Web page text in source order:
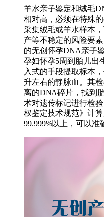
羊水亲子鉴定和绒毛
相对高，必须在特殊
采集绒毛或羊水样本
产等不稳定的风险要
的无创怀孕DNA亲子
孕妇怀孕5周到胎儿出
入式的手段提取标本
升左右的静脉血。其
离的DNA碎片，找到
术对遗传标记进行检
权鉴定技术规范》计
99.999%以上，可以准